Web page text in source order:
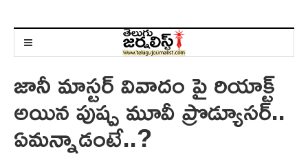
జానీ మాస్టర్ వివాదం పై రియాక్ట్
అయిన పుష్ప మూవీ ప్రొడ్యూసర్..
ఏమన్నాడంటే..?